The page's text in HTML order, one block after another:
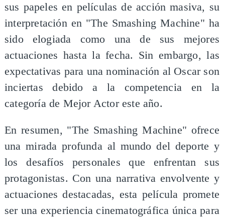
sus papeles en películas de acción masiva, su
interpretación en "The Smashing Machine" ha
sido elogiada como una de sus mejores
actuaciones hasta la fecha. Sin embargo, las
expectativas para una nominación al Oscar son
inciertas debido a la competencia en la
categoría de Mejor Actor este año.
En resumen, "The Smashing Machine" ofrece
una mirada profunda al mundo del deporte y
los desafíos personales que enfrentan sus
protagonistas. Con una narrativa envolvente y
actuaciones destacadas, esta película promete
ser una experiencia cinematográfica única para